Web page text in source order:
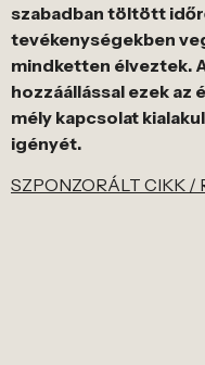
szabadban töltött
tevékenységekben
mindketten élveztek.
hozzáállással ezek
mély kapcsolat
igényét.
SZPONZORÁLT CIKK /